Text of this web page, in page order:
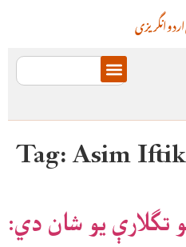
انگریزیاردو
Tag:Asim
تګلارې یو شان دي: